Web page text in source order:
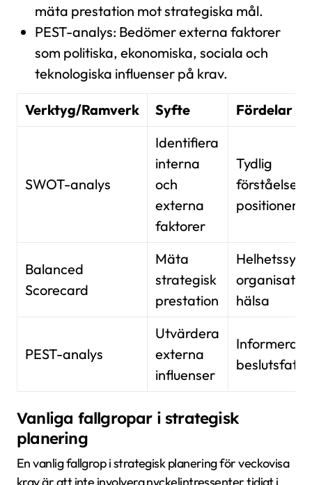
mäta prestation mot strategiska mål.
PEST-analys: Bedömer externa faktorer
som politiska, ekonomiska, sociala och
teknologiska influenser på krav.
Verktyg/Ramverk Syfte Fördelar
SWOT-analys
Identifiera
interna
och
externa
faktorer
Tydlig
förståelse
Balanced
Scorecard
Mäta
strategisk
prestation
Helhetssyn
hälsa
PEST-analys
Utvärdera
externa
influenser
Informerat
Vanliga fallgropar i strategisk
planering
En vanlig fallgrop i strategisk planering för veckovisa
krav är att inte involvera nyckelintressenter tidigt i